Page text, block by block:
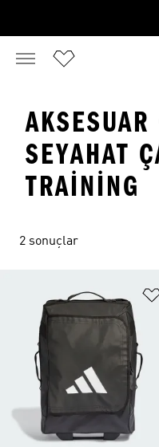
AKSESUAR
SEYAHAT
TRAINING
2 sonuçlar